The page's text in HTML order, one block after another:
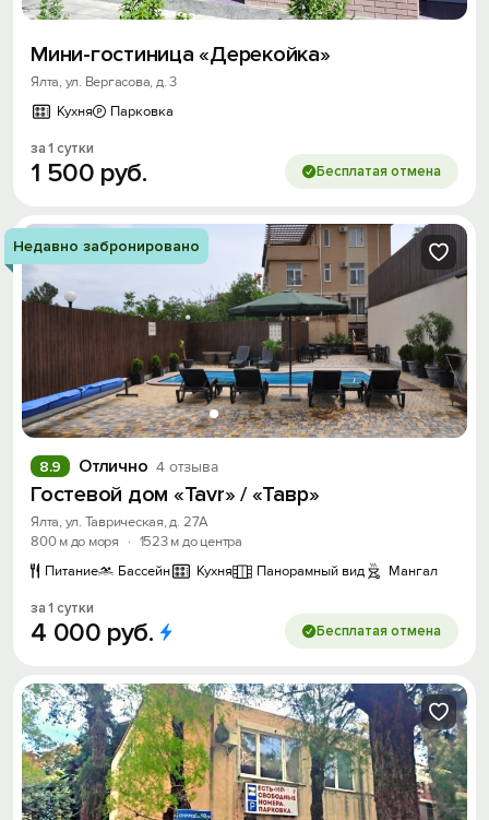
Мини-гостиница «Дерекойка»
Ялта, ул. Вергасова, д. 3
Кухня
Парковка
за 1 сутки
1 500 руб. Бесплатая отмена
Недавно забронировано
Отлично 4 отзыва
8.9
Гостевой дом «Tavr» / «Тавр»
Ялта, ул. Таврическая, д. 27А
800 м до моря
· 1523 м до центра
Питание
Бассейн Кухня Панорамный вид Мангал
за 1 сутки
4 000 руб. Бесплатая отмена